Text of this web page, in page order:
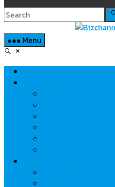
Menu